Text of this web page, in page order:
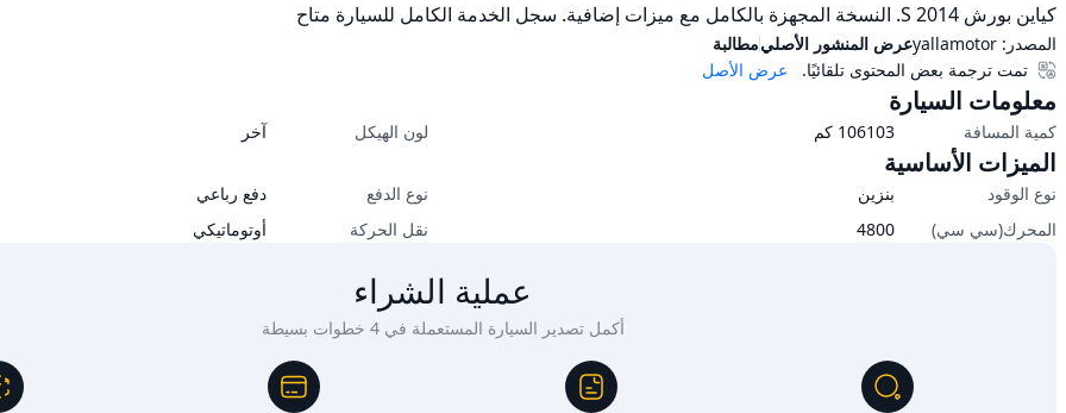
كياين بورش 2014 S. النسخة المجهزة بالكامل مع ميزات إضافية. سجل الخدمة الكامل للسيارة متاح
المصدر: yallamotorعرض المنشور الأصليمطالبة
عرض الأصل
تمت ترجمة بعض المحتوى تلقائيًا.
معلومات السيارة
كمية المسافة 106103 كم لون الهيكل آخر
الميزات الأساسية
نوع الوقود بنزين نوع الدفع
دفع رباعي
المحرك(سي سي)
4800 نقل الحركة أوتوماتيكي
عملية الشراء
أكمل تصدير السيارة المستعملة في 4 خطوات بسيطة